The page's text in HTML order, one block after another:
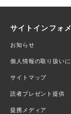
サイトインフォ
お知らせ
個人情報の取り扱い
サイトマップ
読者プレゼント提供
提携メディア